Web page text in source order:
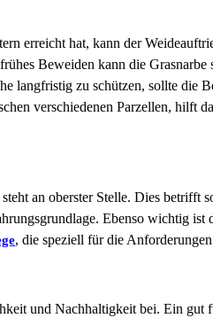
erreicht hat, kann der
Beweiden kann die Grasnarbe
langfristig zu schützen, sollte die
verschiedenen Parzellen, hilft
an oberster Stelle. Dies betrifft
Ebenso wichtig
, die speziell für die
und Nachhaltigkeit bei. Ein gut